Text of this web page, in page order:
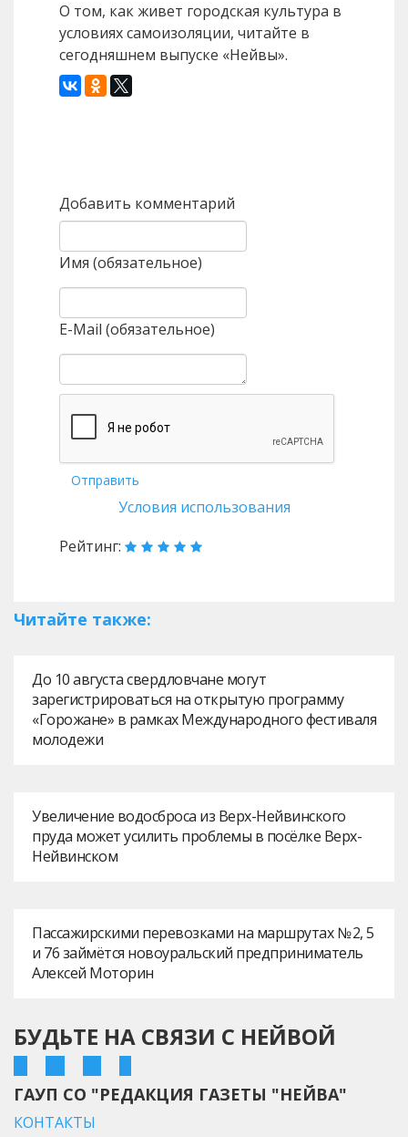
О том, как живет городская культура в
условиях самоизоляции, читайте в
сегодняшнем выпуске «Нейвы».
Добавить комментарий
Имя (обязательное)
E-Mail (обязательное)
Отправить
Условия использования
Рейтинг:
Читайте также:
До 10 августа свердловчане могут
зарегистрироваться на открытую программу
«Горожане» в рамках Международного фестиваля
молодежи
Увеличение водосброса из Верх-Нейвинского
пруда может усилить проблемы в посёлке Верх-
Нейвинском
Пассажирскими перевозками на маршрутах № 2, 5
и 76 займётся новоуральский предприниматель
Алексей Моторин
БУДЬТЕ НА СВЯЗИ С НЕЙВОЙ
ГАУП СО "РЕДАКЦИЯ ГАЗЕТЫ "НЕЙВА"
КОНТАКТЫ